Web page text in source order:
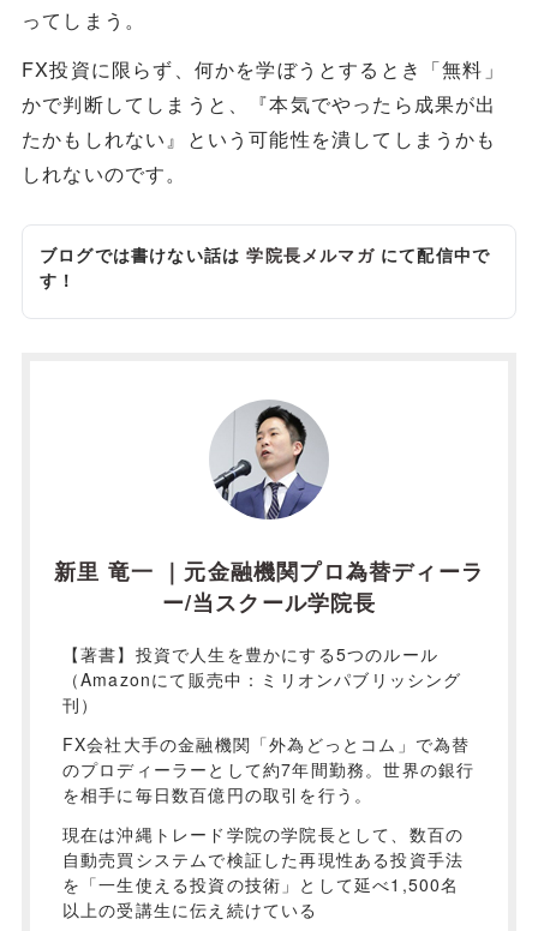
ってしまう。
FX投資に限らず、何かを学ぼうとするとき「無料」
かで判断してしまうと、『本気でやったら成果が出
たかもしれない』という可能性を潰してしまうかも
しれないのです。
ブログでは書けない話は学院長メルマガにて配信中で
す！
新里 竜一 ｜元金融機関プロ為替ディーラ
ー/当スクール学院長
【著書】投資で人生を豊かにする5つのルール
（Amazonにて販売中：ミリオンパブリッシング
刊）
FX会社大手の金融機関「外為どっとコム」で為替
のプロディーラーとして約7年間勤務。世界の銀行
を相手に毎日数百億円の取引を行う。
現在は沖縄トレード学院の学院長として、数百の
自動売買システムで検証した再現性ある投資手法
を「一生使える投資の技術」として延べ1,500名
以上の受講生に伝え続けている